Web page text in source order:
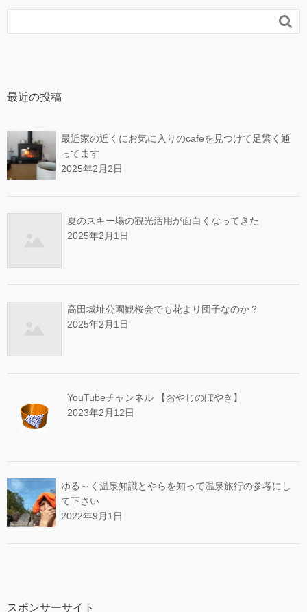

最近の投稿
最近家の近くにお気に入りのcafeを見つけて足繁く通
ってます
2025年2月2日
夏のスキー場の観光活用が面白くなってきた
2025年2月1日
高田城址公園観桜会でも花より団子なのか？
2025年2月1日
YouTubeチャンネル 【おやじのぼやき】
2023年2月12日
ゆる～く温泉知識とやらを知って温泉旅行の参考にし
て下さい
2022年9月1日
スポンサーサイト